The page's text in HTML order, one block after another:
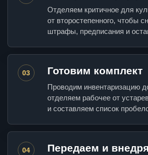
Отделяем критичное для
от второстепенного, чтобы
штрафы, предписания и
03 Готовим комплект
Проводим инвентаризацию
отделяем рабочее от
и составляем список
04 Передаем и